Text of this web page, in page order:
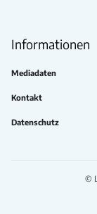
Informationen
Mediadaten
Kontakt
Datenschutz
©